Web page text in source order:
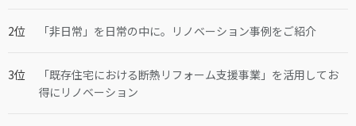
「非日常」を日常の中に。リノベーション事例をご紹介
「既存住宅における断熱リフォーム支援事業」を活用してお
得にリノベーション